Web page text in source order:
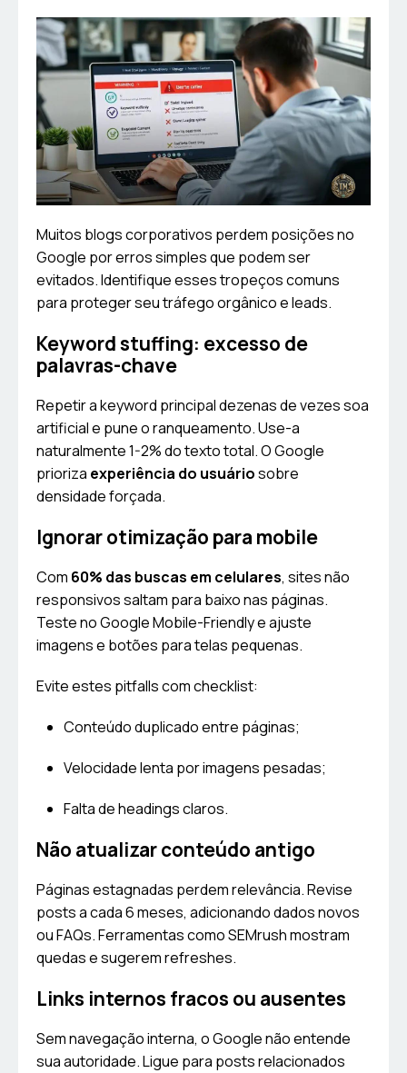
Muitos blogs corporativos perdem posições no
Google por erros simples que podem ser
evitados. Identifique esses tropeços comuns
para proteger seu tráfego orgânico e leads.
Keyword stuffing: excesso de
palavras-chave
Repetir a keyword principal dezenas de vezes soa
artificial e pune o ranqueamento. Use-a
naturalmente 1-2% do texto total. O Google
prioriza experiência do usuáriosobre
densidade forçada.
Ignorar otimização para mobile
Com 60% das buscas em celulares, sites não
responsivos saltam para baixo nas páginas.
Teste no Google Mobile-Friendly e ajuste
imagens e botões para telas pequenas.
Evite estes pitfalls com checklist:
Conteúdo duplicado entre páginas;
Velocidade lenta por imagens pesadas;
Falta de headings claros.
Não atualizar conteúdo antigo
Páginas estagnadas perdem relevância. Revise
posts a cada 6 meses, adicionando dados novos
ou FAQs. Ferramentas como SEMrush mostram
quedas e sugerem refreshes.
Links internos fracos ou ausentes
Sem navegação interna, o Google não entende
sua autoridade. Ligue para posts relacionados